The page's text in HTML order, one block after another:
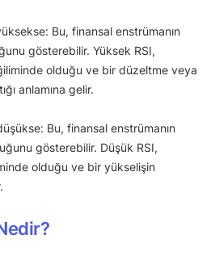
Bu, finansal enstrümanın
gösterebilir. Yüksek RSI,
olduğu ve bir düzeltme veya
anlamına gelir.
Bu, finansal enstrümanın
gösterebilir. Düşük RSI,
olduğu ve bir yükselişin